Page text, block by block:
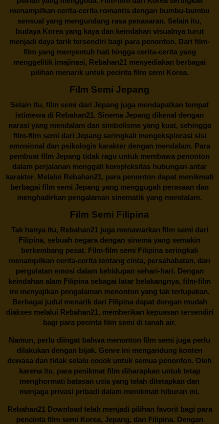
menampilkan cerita-cerita romantis dengan bumbu-bumbu
sensual yang mengundang rasa penasaran. Selain itu,
budaya Korea yang kaya dan keindahan visualnya turut
menjadi daya tarik tersendiri bagi para penonton. Dari film-
film yang menyentuh hati hingga cerita-cerita yang
menggelitik imajinasi, Rebahan21 menyediakan berbagai
pilihan menarik untuk pecinta film semi Korea.
Film Semi Jepang
Selain itu, film semi dari Jepang juga mendapatkan tempat
istimewa di Rebahan21. Sinema Jepang dikenal dengan
narasi yang mendalam dan simbolisme yang kuat, sehingga
film-film semi dari Jepang seringkali mengeksplorasi sisi
emosional dan psikologis karakter dengan mendalam. Para
pembuat film Jepang tidak ragu untuk membawa penonton
dalam perjalanan menggali kompleksitas hubungan antar
karakter. Melalui Rebahan21, para penonton dapat menikmati
berbagai film semi Jepang yang menggugah perasaan dan
menghadirkan pengalaman sinematik yang mendalam.
Film Semi Filipina
Tak hanya itu, Rebahan21juga menawarkan film semi dari
Filipina, sebuah negara dengan sinema yang semakin
berkembang pesat. Film-film semi Filipina seringkali
menampilkan cerita-cerita tentang cinta, persahabatan, dan
pergulatan emosi dalam kehidupan sehari-hari. Dengan
keindahan alam Filipina sebagai latar belakangnya, film-film
ini menyajikan pengalaman menonton yang tak terlupakan.
Berbagai judul menarik dari Filipina dapat dengan mudah
diakses melalui Rebahan21, memberikan kepuasan tersendiri
bagi para pecinta film semi di tanah air.
Namun, perlu diingat bahwa menonton film semi juga perlu
dilakukan dengan bijak. Genre ini mengandung konten
dewasa dan tidak selalu cocok untuk semua penonton. Oleh
karena itu, para penikmat film diharapkan untuk tetap
menghormati batasan usia yang telah ditetapkan dan
menjaga privasi pribadi dalam menikmati hiburan ini.
Rebahan21Download telah menjadi pilihan favorit bagi para
pencinta film semi Korea, Jepang, dan Filipina. Dengan